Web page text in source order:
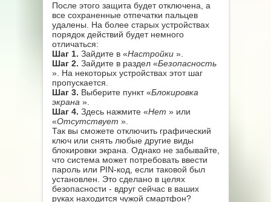
После этого защита будет отключена, а
все сохраненные отпечатки пальцев
удалены. На более старых устройствах
порядок действий будет немного
отличаться:
Шаг 1. Зайдите в «Настройки ».
Шаг 2. Зайдите в раздел «Безопасность
». На некоторых устройствах этот шаг
пропускается.
Шаг 3. Выберите пункт «Блокировка
экрана ».
Шаг 4. Здесь нажмите «Нет » или
«Отсутствует ».
Так вы сможете отключить графический
ключ или снять любые другие виды
блокировки экрана. Однако не забывайте,
что система может потребовать ввести
пароль или PIN-код, если таковой был
установлен. Это сделано в целях
безопасности - вдруг сейчас в ваших
руках находится чужой смартфон?